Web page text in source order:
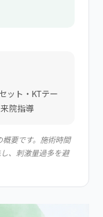
ット・KTテー
院指導
要です。施術時間
、刺激量過多を避